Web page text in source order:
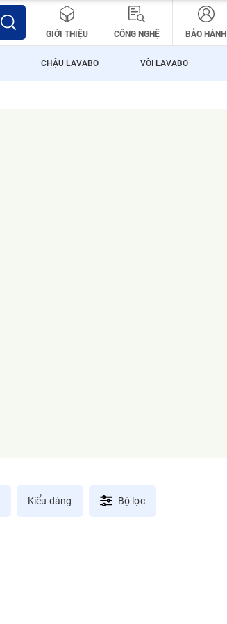
GIỚI THIỆU CÔNG NGHỆ BẢO HÀNH
CHẬU LAVABO VÒI LAVABO
Kiểu dáng Bộ lọc